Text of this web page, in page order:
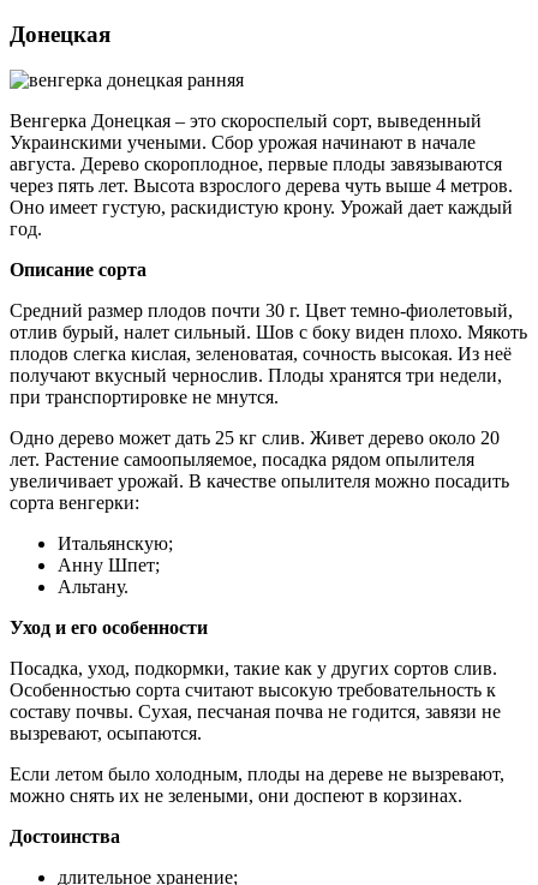
Донецкая
Венгерка Донецкая – это скороспелый сорт, выведенный
Украинскими учеными. Сбор урожая начинают в начале
августа. Дерево скороплодное, первые плоды завязываются
через пять лет. Высота взрослого дерева чуть выше 4 метров.
Оно имеет густую, раскидистую крону. Урожай дает каждый
год.
Описание сорта
Средний размер плодов почти 30 г. Цвет темно-фиолетовый,
отлив бурый, налет сильный. Шов с боку виден плохо. Мякоть
плодов слегка кислая, зеленоватая, сочность высокая. Из неё
получают вкусный чернослив. Плоды хранятся три недели,
при транспортировке не мнутся.
Одно дерево может дать 25 кг слив. Живет дерево около 20
лет. Растение самоопыляемое, посадка рядом опылителя
увеличивает урожай. В качестве опылителя можно посадить
сорта венгерки:
Итальянскую;
Анну Шпет;
Альтану.
Уход и его особенности
Посадка, уход, подкормки, такие как у других сортов слив.
Особенностью сорта считают высокую требовательность к
составу почвы. Сухая, песчаная почва не годится, завязи не
вызревают, осыпаются.
Если летом было холодным, плоды на дереве не вызревают,
можно снять их не зелеными, они доспеют в корзинах.
Достоинства
длительное хранение;